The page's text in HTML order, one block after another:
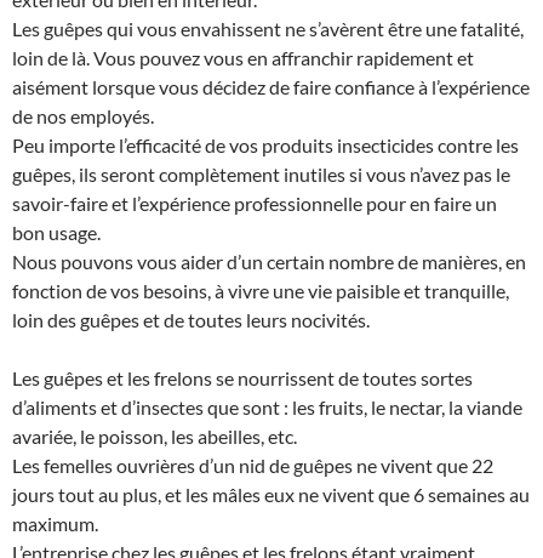
Les guêpes qui vous envahissent ne s’avèrent être une fatalité,
loin de là. Vous pouvez vous en affranchir rapidement et
aisément lorsque vous décidez de faire confiance à l’expérience
de nos employés.
Peu importe l’efficacité de vos produits insecticides contre les
guêpes, ils seront complètement inutiles si vous n’avez pas le
savoir-faire et l’expérience professionnelle pour en faire un
bon usage.
Nous pouvons vous aider d’un certain nombre de manières, en
fonction de vos besoins, à vivre une vie paisible et tranquille,
loin des guêpes et de toutes leurs nocivités.
Les guêpes et les frelons se nourrissent de toutes sortes
d’aliments et d’insectes que sont : les fruits, le nectar, la viande
avariée, le poisson, les abeilles, etc.
Les femelles ouvrières d’un nid de guêpes ne vivent que 22
jours tout au plus, et les mâles eux ne vivent que 6 semaines au
maximum.
L’entreprise chez les guêpes et les frelons étant vraiment